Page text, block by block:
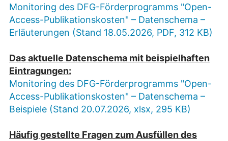
Monitoring des DFG-Förderprogramms "Open-
Access-Publikationskosten" – Datenschema –
Erläuterungen (Stand 18.05.2026, PDF, 312 KB)
Das aktuelle Datenschema mit beispielhaften
Eintragungen:
Monitoring des DFG-Förderprogramms "Open-
Access-Publikationskosten" – Datenschema –
Beispiele (Stand 20.07.2026, xlsx, 295 KB)
Häufig gestellte Fragen zum Ausfüllen des